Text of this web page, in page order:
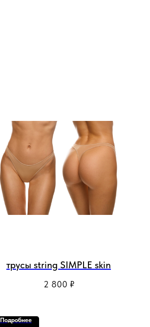
трусы string SIMPLE skin
2 800 ₽
Подробнее